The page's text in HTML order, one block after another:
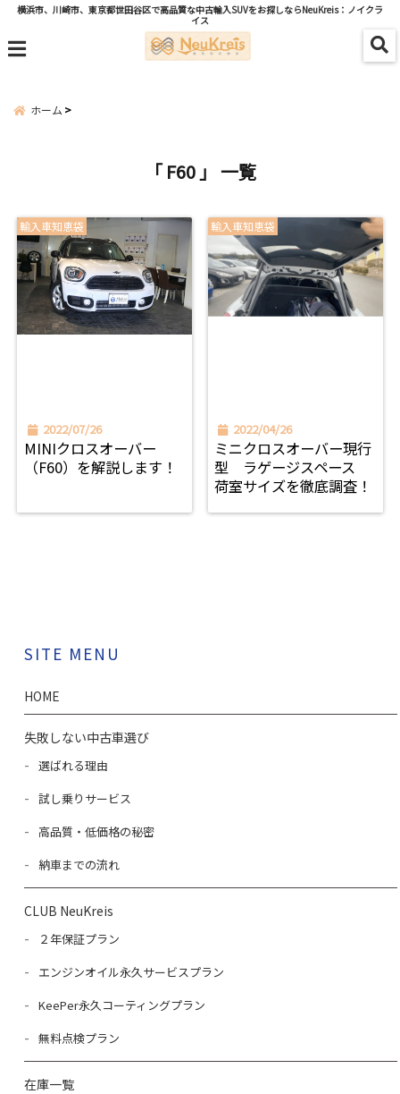
横浜市、川崎市、東京都世田谷区で高品質な中古輸入SUVをお探しならNeuKreis：ノイクラ
イス
menu
ホーム
「 F60 」 一覧
輸入車知恵袋
2022/07/26
MINIクロスオーバー
（F60）を解説します！
輸入車知恵袋
2022/04/26
ミニクロスオーバー現行
型 ラゲージスペース
荷室サイズを徹底調査！
SITE MENU
HOME
失敗しない中古車選び
選ばれる理由
試し乗りサービス
高品質・低価格の秘密
納車までの流れ
CLUB NeuKreis
２年保証プラン
エンジンオイル永久サービスプラン
KeePer永久コーティングプラン
無料点検プラン
在庫一覧